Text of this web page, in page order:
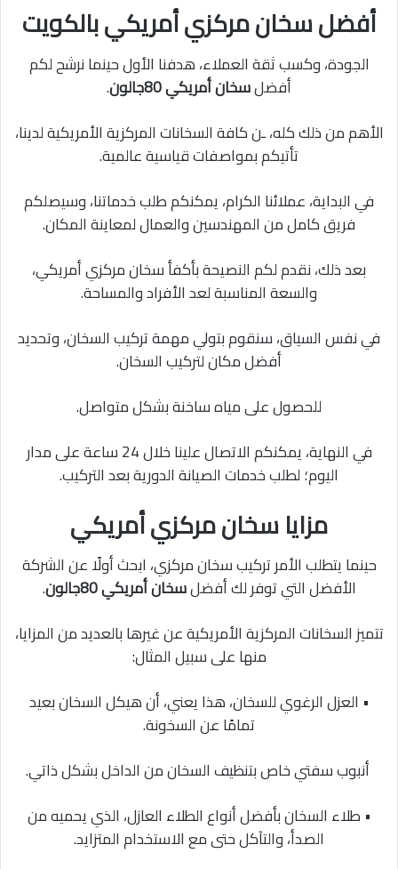
أفضل سخان مركزي أمريكي بالكويت
الجودة، وكسب ثقة العملاء، هدفنا الأول حينما نرشح لكم
أفضلسخان أمريكي 80جالون
.
الأهم من ذلك كله، ـن كافة السخانات المركزية الأمريكية لدينا،
تأتيكم بمواصفات قياسية عالمية.
في البداية، عملائنا الكرام، يمكنكم طلب خدماتنا، وسيصلكم
فريق كامل من المهندسين والعمال لمعاينة المكان.
بعد ذلك، نقدم لكم النصيحة بأكفأ سخان مركزي أمريكي،
والسعة المناسبة لعد الأفراد والمساحة.
في نفس السياق، سنقوم بتولي مهمة تركيب السخان، وتحديد
أفضل مكان لتركيب السخان.
للحصول على مياه ساخنة بشكل متواصل.
في النهاية، يمكنكم الاتصال علينا خلال 24 ساعة على مدار
اليوم؛ لطلب خدمات الصيانة الدورية بعد التركيب.
مزايا سخان مركزي أمريكي
حينما يتطلب الأمر تركيب سخان مركزي، ابحث أولًا عن الشركة
الأفضل التي توفر لك أفضلسخان أمريكي 80جالون
.
تتميز السخانات المركزية الأمريكية عن غيرها بالعديد من المزايا،
منها على سبيل المثال:
• العزل الرغوي للسخان، هذا يعني، أن هيكل السخان بعيد
تمامًا عن السخونة.
أنبوب سفتي خاص بتنظيف السخان من الداخل بشكل ذاتي.
• طلاء السخان بأفضل أنواع الطلاء العازل، الذي يحميه من
الصدأ، والتآكل حتى مع الاستخدام المتزايد.